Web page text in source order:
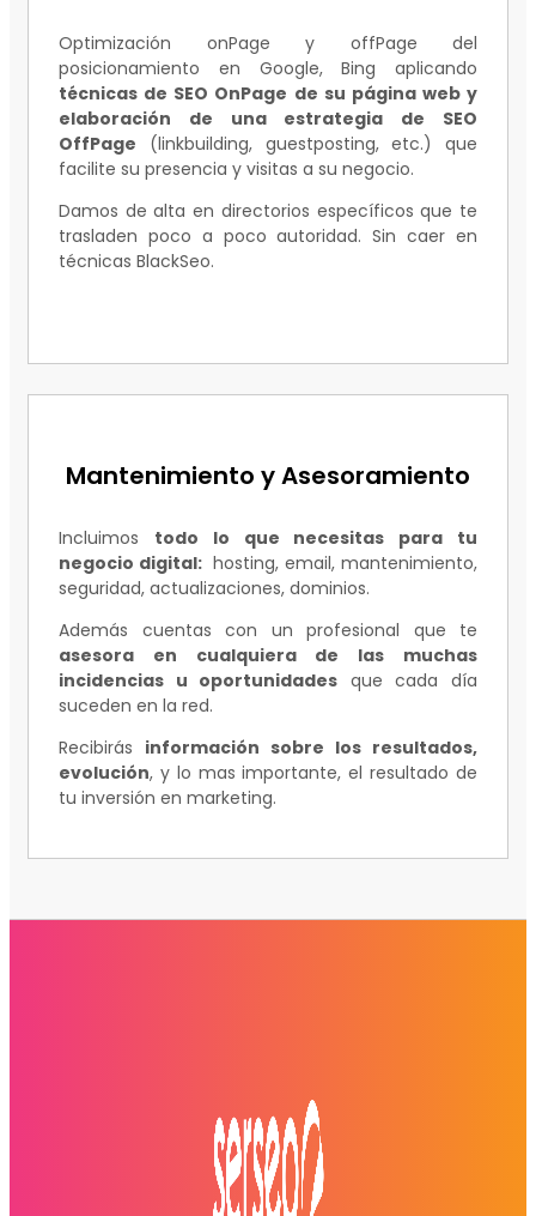
Optimización onPage y offPage del
posicionamiento en Google, Bing aplicando
técnicas de SEO OnPage de su página web y
elaboración de una estrategia de SEO
OffPage (linkbuilding, guestposting, etc.) que
facilite su presencia y visitas a su negocio.
Damos de alta en directorios específicos que te
trasladen poco a poco autoridad. Sin caer en
técnicas BlackSeo.
Mantenimiento y Asesoramiento
Incluimos todo lo que necesitas para tu
negocio digital:hosting, email, mantenimiento,
seguridad, actualizaciones, dominios.
Además cuentas con un profesional que te
asesora en cualquiera de las muchas
incidencias u oportunidades que cada día
suceden en la red.
Recibirás información sobre los resultados,
evolución, y lo mas importante, el resultado de
tu inversión en marketing.